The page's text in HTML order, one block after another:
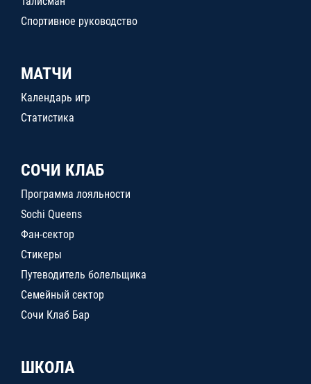
Спортивное руководство
МАТЧИ
Календарь игр
Статистика
СОЧИ КЛАБ
Программа лояльности
Sochi Queens
Фан-сектор
Стикеры
Путеводитель болельщика
Семейный сектор
Сочи Клаб Бар
ШКОЛА